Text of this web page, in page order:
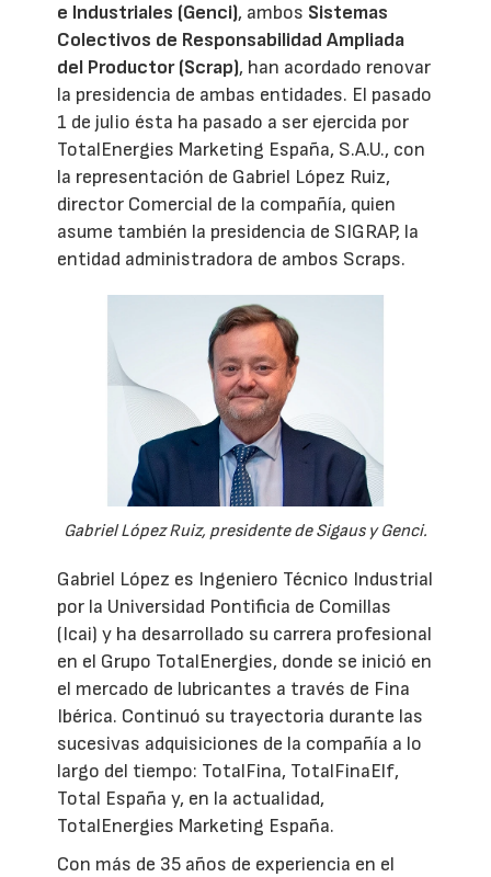
e Industriales (Genci), ambos Sistemas
Colectivos de Responsabilidad Ampliada
del Productor (Scrap), han acordado renovar
la presidencia de ambas entidades. El pasado
1 de julio ésta ha pasado a ser ejercida por
TotalEnergies Marketing España, S.A.U., con
la representación de Gabriel López Ruiz,
director Comercial de la compañía, quien
asume también la presidencia de SIGRAP, la
entidad administradora de ambos Scraps.
Gabriel López Ruiz, presidente de Sigaus y Genci.
Gabriel López es Ingeniero Técnico Industrial
por la Universidad Pontificia de Comillas
(Icai) y ha desarrollado su carrera profesional
en el Grupo TotalEnergies, donde se inició en
el mercado de lubricantes a través de Fina
Ibérica. Continuó su trayectoria durante las
sucesivas adquisiciones de la compañía a lo
largo del tiempo: TotalFina, TotalFinaElf,
Total España y, en la actualidad,
TotalEnergies Marketing España.
Con más de 35 años de experiencia en el